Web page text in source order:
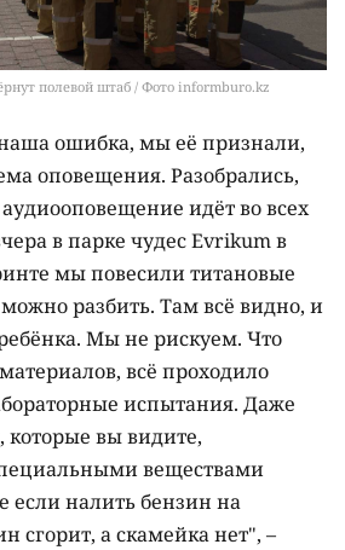
полевой штаб / Фото informburo.kz
ошибка, мы её признали,
оповещения. Разобрались,
идёт во всех
в парке чудес Evrikum в
мы повесили титановые
разбить. Там всё видно, и
Мы не рискуем. Что
всё проходило
испытания. Даже
вы видите,
веществами
налить бензин на
сгорит, а скамейка нет", –